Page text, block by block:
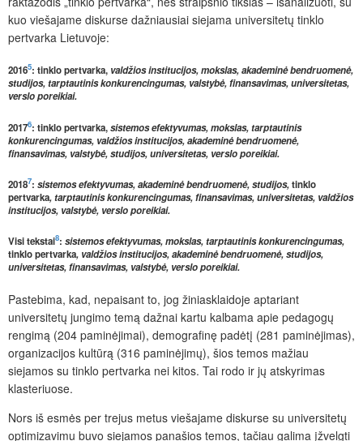
kuo viešajame diskurse dažniausiai siejama universitetų tinklo
pertvarka Lietuvoje:
20165: tinklo pertvarka, valdžios institucijos, mokslas, akademinė bendruomenė,
studijos, tarptautinis konkurencingumas, valstybė, finansavimas, universitetas,
verslo poreikiai.
20176: tinklo pertvarka,sistemos efektyvumas, mokslas, tarptautinis
konkurencingumas, valdžios institucijos, akademinė bendruomenė,
finansavimas, valstybė, studijos, universitetas, verslo poreikiai.
20187: sistemos efektyvumas, akademinė bendruomenė, studijos,tinklo
pertvarka, tarptautinis konkurencingumas, finansavimas, universitetas, valdžios
institucijos, valstybė, verslo poreikiai.
Visi tekstai8: sistemos efektyvumas, mokslas, tarptautinis konkurencingumas,
tinklo pertvarka, valdžios institucijos, akademinė bendruomenė, studijos,
universitetas, finansavimas, valstybė, verslo poreikiai.
Pastebima, kad, nepaisant to, jog žiniasklaidoje aptariant
universitetų jungimo temą dažnai kartu kalbama apie pedagogų
rengimą (204 paminėjimai), demografinę padėtį (281 paminėjimas),
organizacijos kultūrą (316 paminėjimų), šios temos mažiau
siejamos su tinklo pertvarka nei kitos. Tai rodo ir jų atskyrimas
klasteriuose.
Nors iš esmės per trejus metus viešajame diskurse su universitetų
optimizavimu buvo siejamos panašios temos, tačiau galima įžvelgti